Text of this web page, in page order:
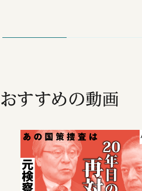
おすすめの動画